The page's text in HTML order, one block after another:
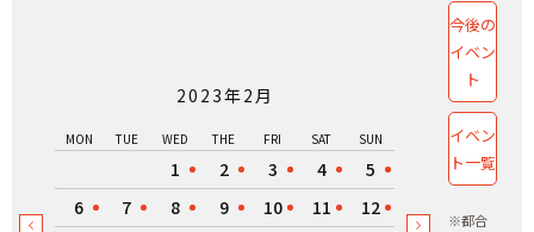
2023年2月
MON TUE WED THE FRI SAT SUN
1 2 3 4
5
6
7 8 9 10 11
12
今後の
イベン
ト
イベン
ト一覧
※都合